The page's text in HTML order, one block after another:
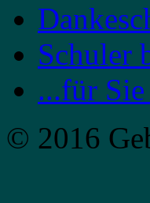
Schuler
...für
© 2016